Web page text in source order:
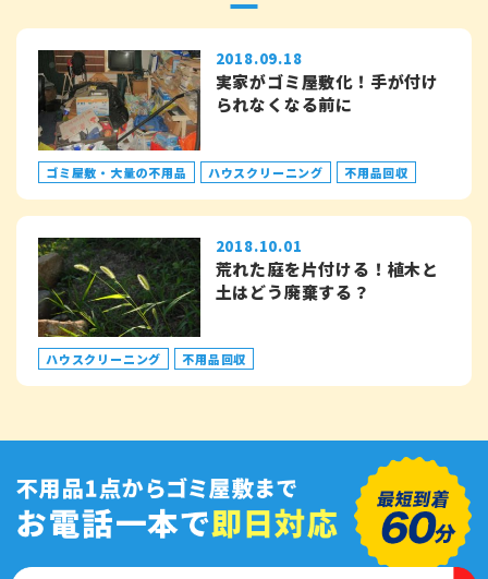
2018.09.18
実家がゴミ屋敷化！手が付け
られなくなる前に
ゴミ屋敷・大量の不用品 ハウスクリーニング 不用品回収
2018.10.01
荒れた庭を片付ける！植木と
土はどう廃棄する？
ハウスクリーニング 不用品回収